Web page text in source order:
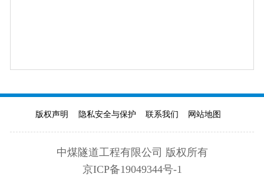
版权声明 隐私安全与保护 联系我们 网站地图
中煤隧道工程有限公司 版权所有
京ICP备19049344号-1